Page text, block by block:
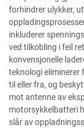
forhindrer ulykker,
inkluderer
ved tilkobling i feil
konvensjonelle
teknologi eliminerer
til eller fra, og
mot antenne av
motorsykkelbatteri
slår av